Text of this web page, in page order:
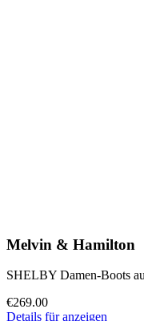
Melvin & Hamilton
SHELBY Damen-Boots
€269.00
Details für anzeigen